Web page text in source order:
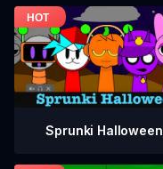
Sprunki Halloween